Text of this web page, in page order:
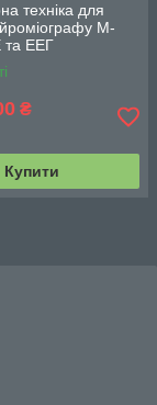
техніка для
M-
та ЕЕГ
₴
Купити